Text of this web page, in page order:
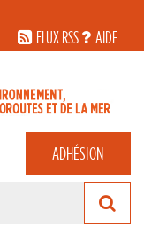
FLUX RSS
AIDE
ADHÉSION